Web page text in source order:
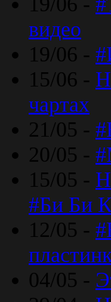
видео
19/06 -
15/06 -
чартах
21/05 -
20/05 -
15/05 -
#Би Би
12/05 -
04/05 -